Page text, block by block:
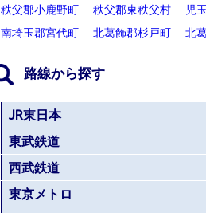
秩父郡小鹿野町
秩父郡東秩父村 児
南埼玉郡宮代町
北葛飾郡杉戸町 北
路線から探す
JR東日本
東武鉄道
西武鉄道
東京メトロ